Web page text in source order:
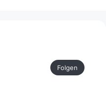
Folgen